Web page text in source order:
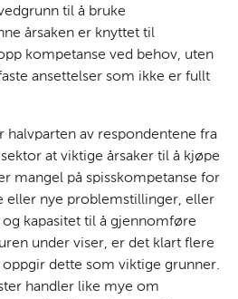
til å bruke
årsaken er knyttet til
kompetanse ved behov, uten
ansettelser som ikke er fullt
halvparten av respondentene fra
at viktige årsaker til å kjøpe
mangel på spisskompetanse for
eller nye problemstillinger, eller
kapasitet til å gjennomføre
under viser, er det klart flere
dette som viktige grunner.
handler like mye om